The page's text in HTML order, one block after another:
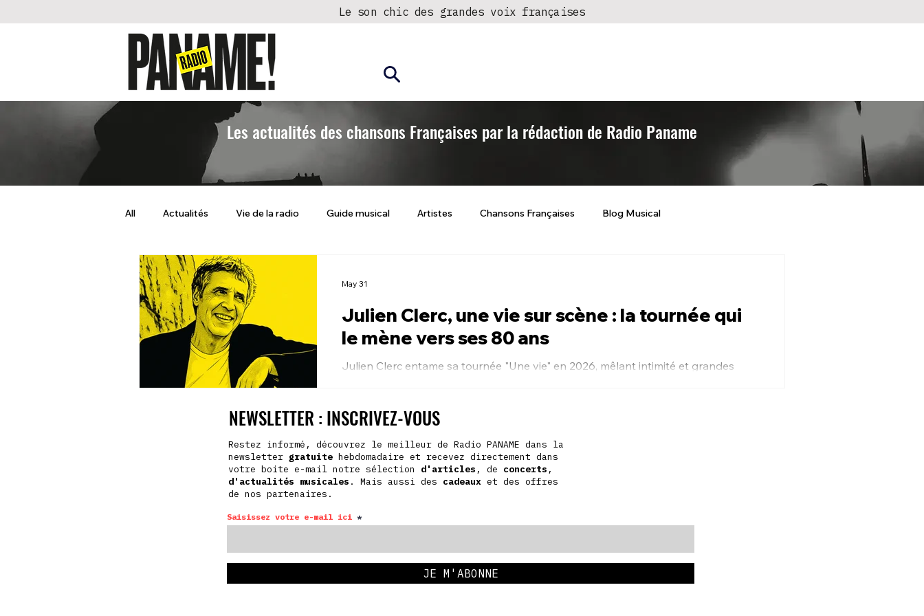
Le son chic des grandes voix françaises
Les actualités des chansons Françaises par la rédaction de Radio Paname
All Actualités Vie de la radio Guide musical Artistes Chansons Françaises Blog Musical
Julien Clerc, une vie sur scène : la tournée qui
le mène vers ses 80 ans
Julien Clerc entame sa tournée "Une vie" en 2026, mêlant intimité et grandes
May 31
NEWSLETTER : INSCRIVEZ-VOUS
Restez informé, découvrez le meilleur de Radio PANAME dans la
newsletter gratuite hebdomadaire et recevez directement dans
votre boite e-mail notre sélection d'articles , de concerts ,
d'actualités musicales . Mais aussi des cadeaux et des offres
de nos partenaires.
Saisissez votre e-mail ici
JE M'ABONNE